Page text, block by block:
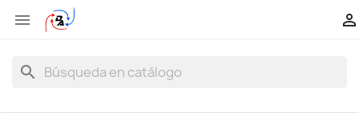
 
search